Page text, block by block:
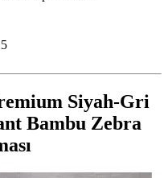
Siyah-Gri
Bambu Zebra